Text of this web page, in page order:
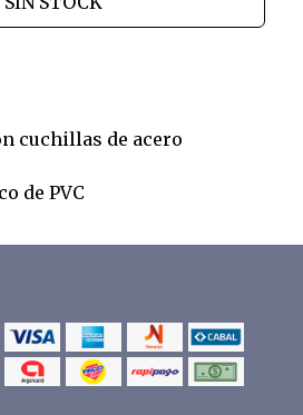
cuchillas de acero
de PVC